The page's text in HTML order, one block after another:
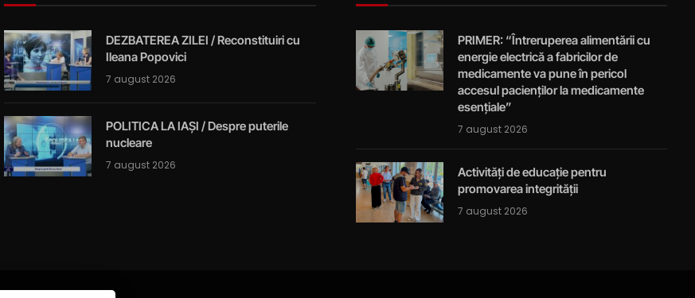
DEZBATEREA ZILEI / Reconstituiri cu
Ileana Popovici
7 august 2026
POLITICA LA IAȘI / Despre puterile
nucleare
7 august 2026
PRIMER: “Întreruperea alimentării cu
energie electrică a fabricilor de
medicamente va pune în pericol
accesul pacienților la medicamente
esențiale”
7 august 2026
Activități de educație pentru
promovarea integrității
7 august 2026